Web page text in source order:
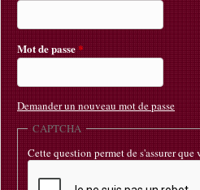
Mot de passe*
Demander un nouveau mot de passe
CAPTCHA
Cette question permet de s'assurer